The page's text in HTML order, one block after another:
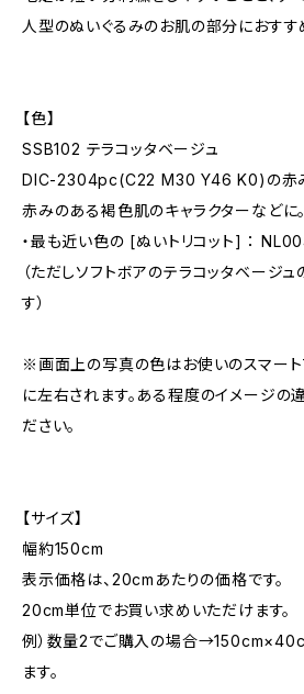
人型のぬいぐるみのお肌の部分におすす
【色】
SSB102 テラコッタベージュ
DIC-2304pc(C22 M30 Y46 K0)の赤
赤みのある褐色肌のキャラクターなどに。
・最も近い色の [ぬいトリコット] ：
（ただしソフトボアのテラコッタベージ
す）
※画面上の写真の色はお使いのスマート
に左右されます。ある程度のイメージの
ださい。
【サイズ】
幅約150cm
表示価格は、20cmあたりの価格です。
20cm単位でお買い求めいただけます。
例）数量2でご購入の場合
ます。